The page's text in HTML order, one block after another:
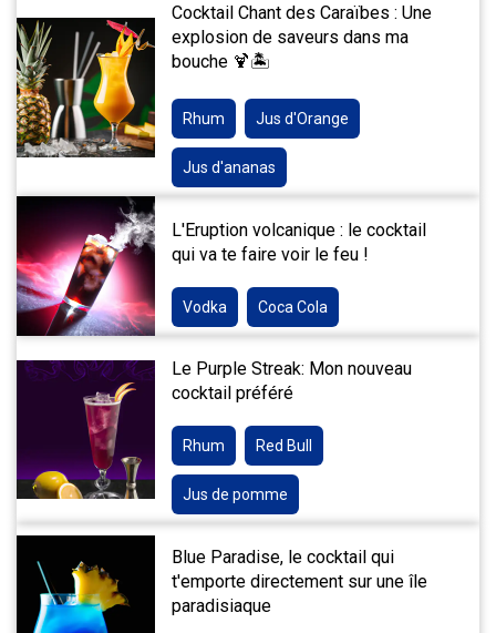
Cocktail Chant des Caraïbes : Une
explosion de saveurs dans ma
bouche 🍹🏝️
Rhum Jus d'Orange
Jus d'ananas
L'Eruption volcanique : le cocktail
qui va te faire voir le feu !
Vodka Coca Cola
Le Purple Streak: Mon nouveau
cocktail préféré
Rhum Red Bull
Jus de pomme
Blue Paradise, le cocktail qui
t'emporte directement sur une île
paradisiaque